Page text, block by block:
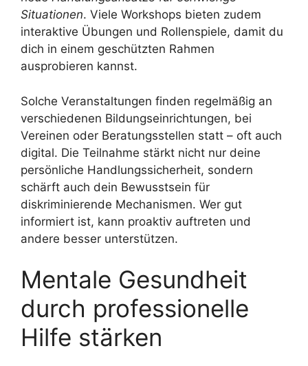
Situationen. Viele Workshops bieten zudem
interaktive Übungen und Rollenspiele, damit du
dich in einem geschützten Rahmen
ausprobieren kannst.
Solche Veranstaltungen finden regelmäßig an
verschiedenen Bildungseinrichtungen, bei
Vereinen oder Beratungsstellen statt – oft auch
digital. Die Teilnahme stärkt nicht nur deine
persönliche Handlungssicherheit, sondern
schärft auch dein Bewusstsein für
diskriminierende Mechanismen. Wer gut
informiert ist, kann proaktiv auftreten und
andere besser unterstützen.
Mentale Gesundheit
durch professionelle
Hilfe stärken